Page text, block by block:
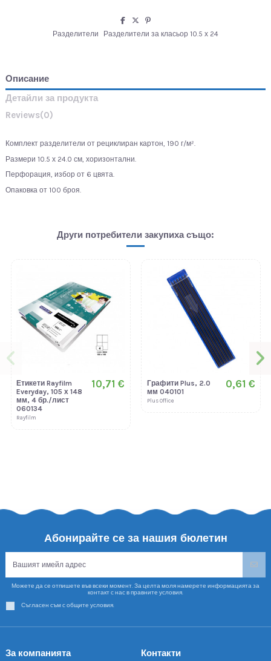
Разделители Разделители за класьор 10.5 х 24
Описание
Детайли за продукта
Reviews(0)
Комплект разделители от рециклиран картон, 190 г/м².
Размери 10.5 х 24.0 см, хоризонтални.
Перфорация, избор от 6 цвята.
Опаковка от 100 броя.
Други потребители закупиха също:
Етикети Rayfilm
Everyday, 105 х 148
мм, 4 бр./лист
060134
Rayfilm
10,71 €
Графити Plus, 2.0
мм 040101
Plus Office
0,61 €
Абонирайте се за нашия бюлетин
Можете да се отпишете във всеки момент. За целта моля намерете информацията за
контакт с нас в правните условия.
Съгласен съм с общите условия.
За компанията Контакти